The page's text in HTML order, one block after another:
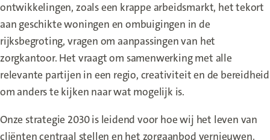
ontwikkelingen, zoals een krappe arbeidsmarkt, het tekort
aan geschikte woningen en ombuigingen in de
rijksbegroting, vragen om aanpassingen van het
zorgkantoor. Het vraagt om samenwerking met alle
relevante partijen in een regio, creativiteit en de bereidheid
om anders te kijken naar wat mogelijk is.
Onze strategie 2030 is leidend voor hoe wij het leven van
cliënten centraal stellen en het zorgaanbod vernieuwen.